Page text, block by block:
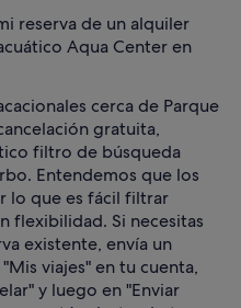
reserva de un alquiler
Aqua Center en
cerca de Parque
gratuita,
filtro de búsqueda
Entendemos que los
lo que es fácil filtrar
flexibilidad. Si necesitas
existente, envía un
viajes" en tu cuenta,
y luego en "Enviar